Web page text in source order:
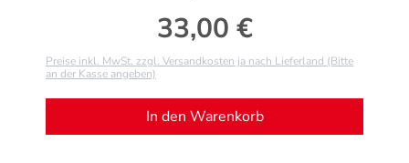
Regulärer Preis:
33,00 €
Preise inkl. MwSt. zzgl. Versandkosten ja nach Lieferland (Bitte
an der Kasse angeben)
In den Warenkorb